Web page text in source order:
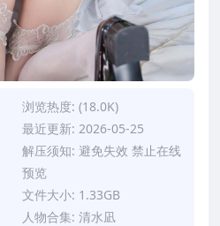
浏览热度: (18.0K)
最近更新: 2026-05-25
解压须知: 避免失效 禁止在线
预览
文件大小: 1.33GB
人物合集: 清水凪